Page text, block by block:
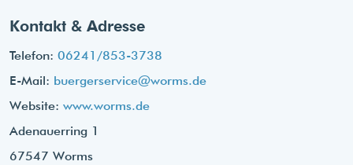
Kontakt & Adresse
Telefon: 06241/853-3738
E-Mail: buergerservice@worms.de
Website: www.worms.de
Adenauerring 1
67547 Worms